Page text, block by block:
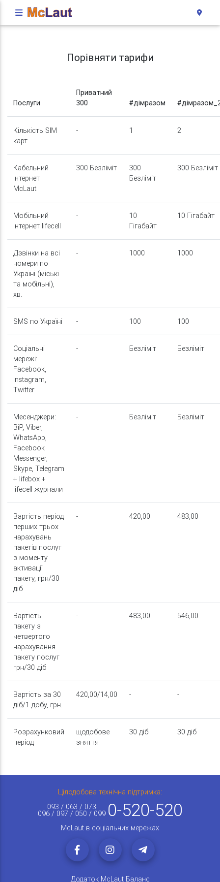
Порівняти тарифи
Послуги
Приватний
300
#дімразом
Кількість SIM
карт
- 1 2
Кабельний
Інтернет
McLaut
300 Безліміт
300
Безліміт
300 Безліміт
Мобільний
Інтернет lifecell
-
10
Гігабайт
10 Гігабайт
Дзвінки на всі
номери по
Україні (міські
та мобільні),
хв.
- 1000 1000
SMS по Україні - 100 100
Соціальні
мережі:
Facebook,
Instagram,
Twitter
- Безліміт Безліміт
Месенджери:
BiP, Viber,
WhatsApp,
Facebook
Messenger,
Skype, Telegram
+ lifebox +
lifecell журнали
- Безліміт Безліміт
Вартість період
перших трьох
нарахувань
пакетів послуг
з моменту
активації
пакету, грн/30
діб
- 420,00 483,00
Вартість
пакету з
четвертого
нарахування
пакету послуг
грн/30 діб
- 483,00 546,00
Вартість за 30
діб/1 добу, грн.
420,00/14,00 - -
Розрахунковий
період
щодобове
зняття
30 діб 30 діб
Цілодобова технічна підтримка:
093 / 063 / 073
096 / 097 / 050 / 099 0-520-520
McLaut в соціальних мережах
Додаток McLaut Баланс